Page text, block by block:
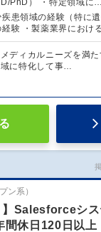
PhD） ・特定領域に…
疾患領域の経験（特に
経験 ・製薬業界におけ
メディカルニーズを満
に特化して事…
ン系）
】Salesforceシ
間休日120日以上